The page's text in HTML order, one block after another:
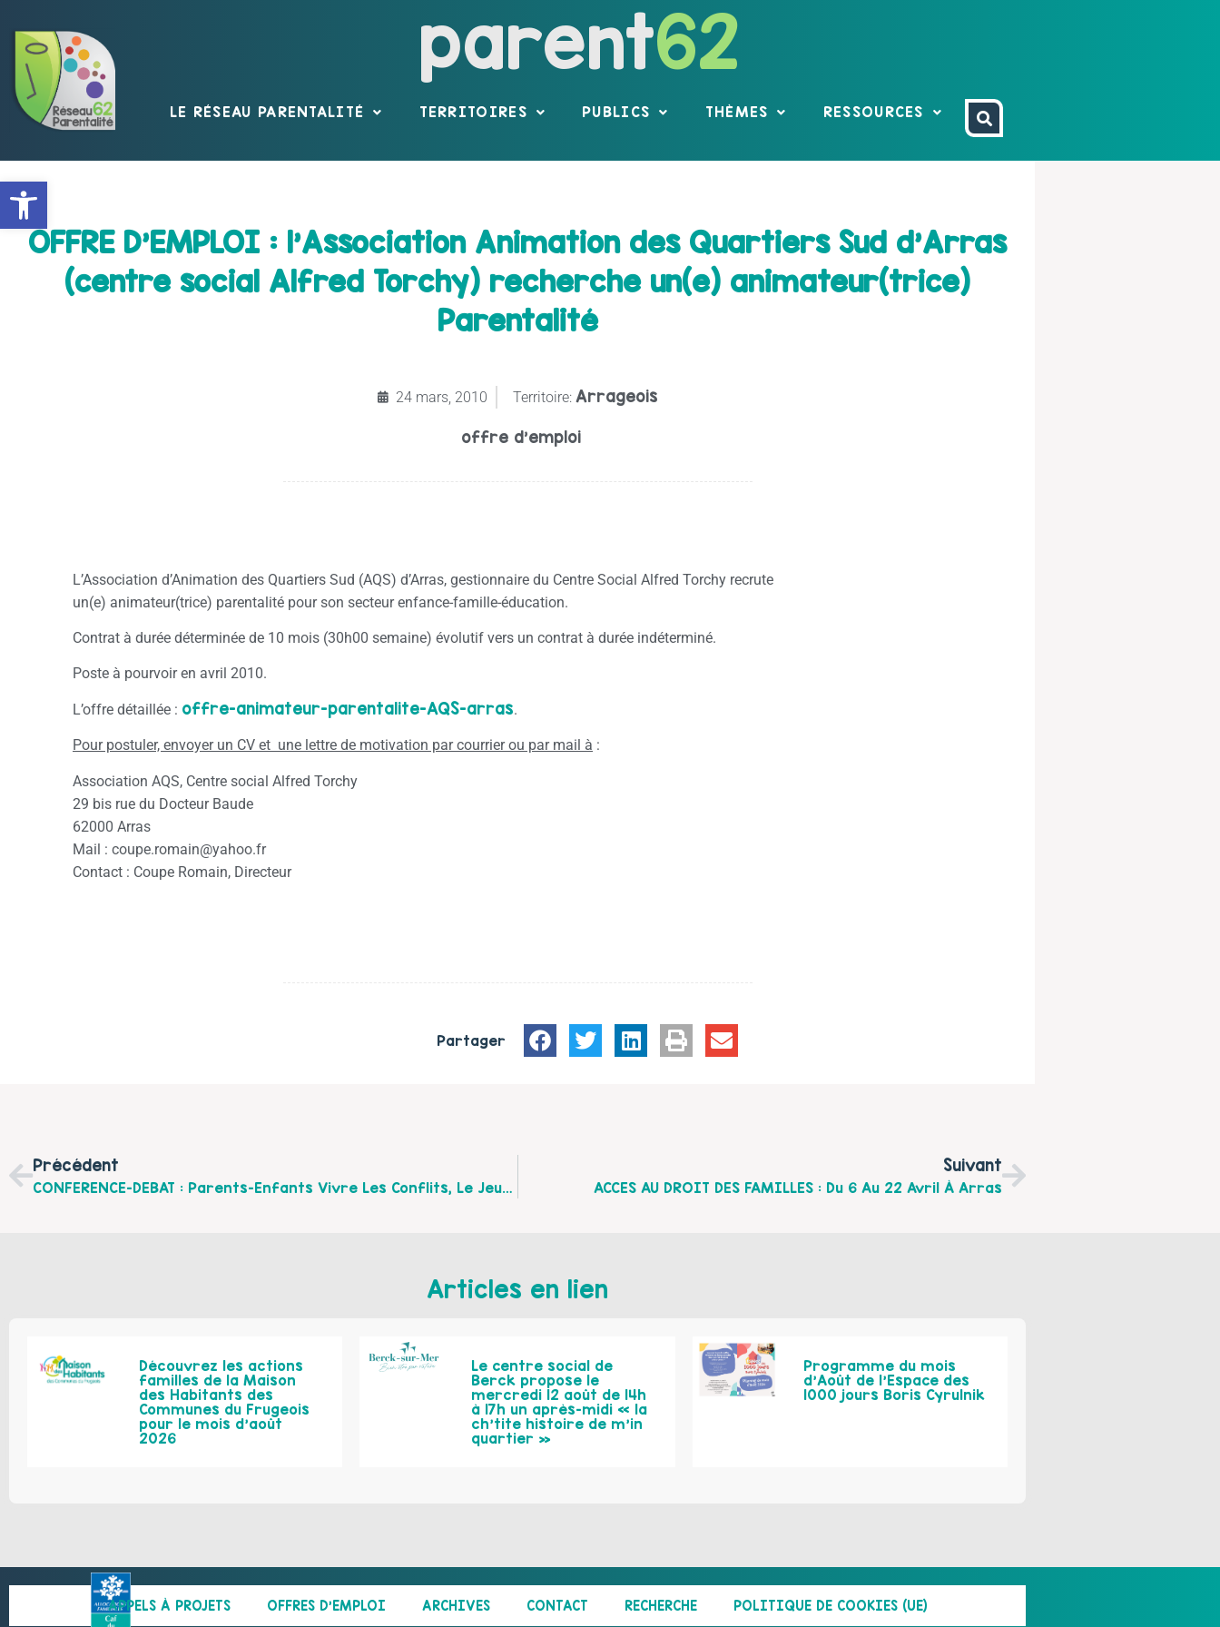
Ouvrir la barre d’outils
parent62
LE RÉSEAU PARENTALITÉ TERRITOIRES PUBLICS THÈMES RESSOURCES
OFFRE D'EMPLOI : l’Association Animation des Quartiers Sud d'Arras
(centre social Alfred Torchy) recherche un(e) animateur(trice)
Parentalité
24 mars, 2010 Territoire: Arrageois
offre d'emploi
L’Association d’Animation des Quartiers Sud (AQS) d’Arras, gestionnaire du Centre Social Alfred Torchy recrute
un(e) animateur(trice) parentalité pour son secteur enfance-famille-éducation.
Contrat à durée déterminée de 10 mois (30h00 semaine) évolutif vers un contrat à durée indéterminé.
Poste à pourvoir en avril 2010.
L’offre détaillée : offre-animateur-parentalite-AQS-arras.
Pour postuler, envoyer un CV et une lettre de motivation par courrier ou par mail à :
Association AQS, Centre social Alfred Torchy
29 bis rue du Docteur Baude
62000 Arras
Mail : coupe.romain@yahoo.fr
Contact : Coupe Romain, Directeur
Partager
Précédent
CONFERENCE-DEBAT : Parents-Enfants Vivre Les Conflits, Le Jeudi 4 Mars À Arras
Suivant
ACCES AU DROIT DES FAMILLES : Du 6 Au 22 Avril À Arras
Articles en lien
Découvrez les actions
familles de la Maison
des Habitants des
Communes du Frugeois
pour le mois d’août
2026
Le centre social de
Berck propose le
mercredi 12 août de 14h
à 17h un après-midi « la
ch’tite histoire de m’in
quartier »
Programme du mois
d’Août de l’Espace des
1000 jours Boris Cyrulnik
APPELS À PROJETS OFFRES D’EMPLOI ARCHIVES CONTACT RECHERCHE POLITIQUE DE COOKIES (UE)